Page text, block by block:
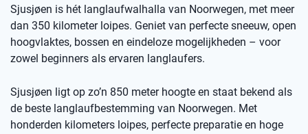
Sjusjøen is hét langlaufwalhalla van Noorwegen, met meer
dan 350 kilometer loipes. Geniet van perfecte sneeuw, open
hoogvlaktes, bossen en eindeloze mogelijkheden – voor
zowel beginners als ervaren langlaufers.
Sjusjøen ligt op zo’n 850 meter hoogte en staat bekend als
de beste langlaufbestemming van Noorwegen. Met
honderden kilometers loipes, perfecte preparatie en hoge